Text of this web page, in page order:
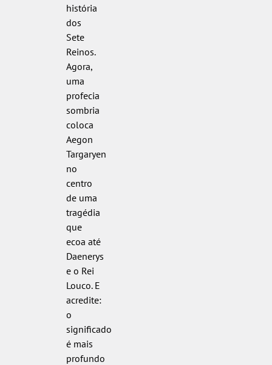
história
dos
Sete
Reinos.
Agora,
uma
profecia
sombria
coloca
Aegon
Targaryen
no
centro
de uma
tragédia
que
ecoa até
Daenerys
e o Rei
Louco. E
acredite:
o
significado
é mais
profundo